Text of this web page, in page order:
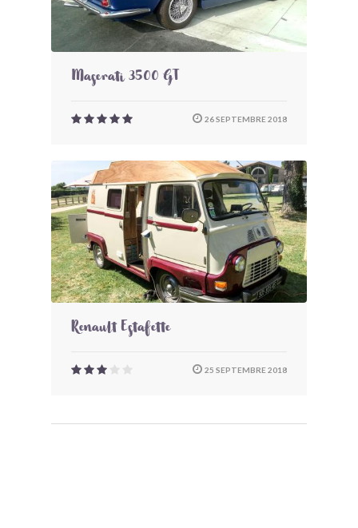
Maserati 3500 GT
26 SEPTEMBRE 2018
Renault Estafette
25 SEPTEMBRE 2018